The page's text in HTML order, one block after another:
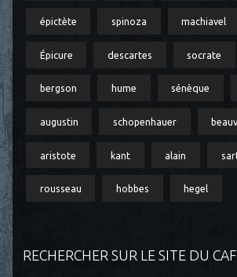
épictète spinoza machiavel
Épicure descartes socrate
bergson hume sénèque
augustin schopenhauer
aristote kant alain
rousseau hobbes hegel
RECHERCHER SUR LE SITE DU